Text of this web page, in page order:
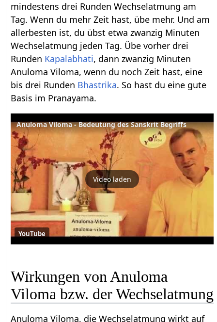
mindestens drei Runden Wechselatmung am
Tag. Wenn du mehr Zeit hast, übe mehr. Und am
allerbesten ist, du übst etwa zwanzig Minuten
Wechselatmung jeden Tag. Übe vorher drei
Runden Kapalabhati, dann zwanzig Minuten
Anuloma Viloma, wenn du noch Zeit hast, eine
bis drei Runden Bhastrika. So hast du eine gute
Basis im Pranayama.
Anuloma Viloma - Bedeutung des Sanskrit Begriffs
Video laden
YouTube
Wirkungen von Anuloma
Viloma bzw. der Wechselatmung
Anuloma Viloma, die Wechselatmung wirkt auf